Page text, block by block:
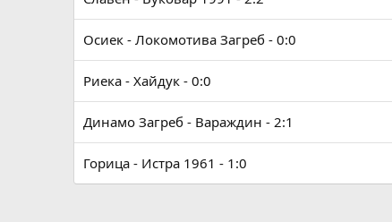
Осиек - Локомотива Загреб - 0:0
Риека - Хайдук - 0:0
Динамо Загреб - Вараждин - 2:1
Горица - Истра 1961 - 1:0